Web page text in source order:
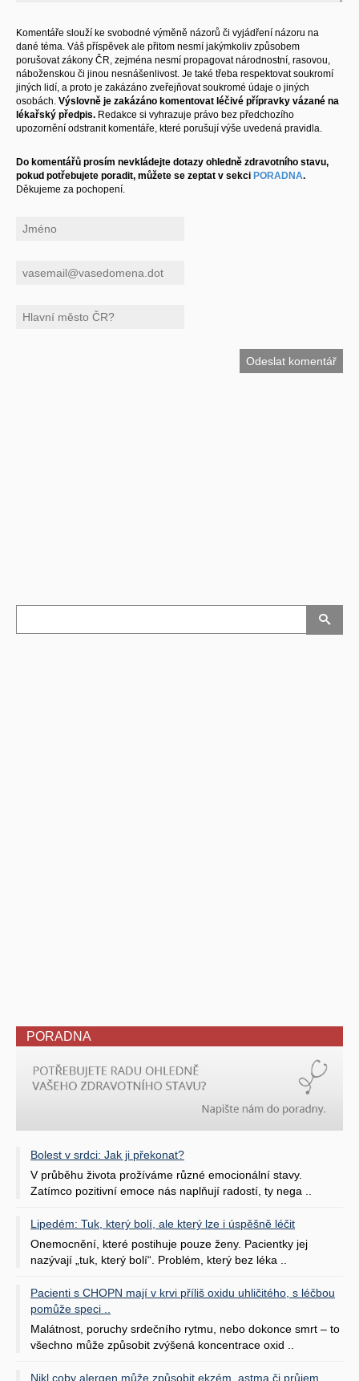
Komentáře slouží ke svobodné výměně názorů či vyjádření názoru na
dané téma. Váš příspěvek ale přitom nesmí jakýmkoliv způsobem
porušovat zákony ČR, zejména nesmí propagovat národnostní, rasovou,
náboženskou či jinou nesnášenlivost. Je také třeba respektovat soukromí
jiných lidí, a proto je zakázáno zveřejňovat soukromé údaje o jiných
osobách. Výslovně je zakázáno komentovat léčivé přípravky vázané na
lékařský předpis. Redakce si vyhrazuje právo bez předchozího
upozornění odstranit komentáře, které porušují výše uvedená pravidla.
Do komentářů prosím nevkládejte dotazy ohledně zdravotního stavu,
pokud potřebujete poradit, můžete se zeptat v sekci PORADNA.
Děkujeme za pochopení.
PORADNA
Bolest v srdci: Jak ji překonat?
V průběhu života prožíváme různé emocionální stavy.
Zatímco pozitivní emoce nás naplňují radostí, ty nega ..
Lipedém: Tuk, který bolí, ale který lze i úspěšně léčit
Onemocnění, které postihuje pouze ženy. Pacientky jej
nazývají „tuk, který bolí“. Problém, který bez léka ..
Pacienti s CHOPN mají v krvi příliš oxidu uhličitého, s léčbou
pomůže speci ..
Malátnost, poruchy srdečního rytmu, nebo dokonce smrt – to
všechno může způsobit zvýšená koncentrace oxid ..
Nikl coby alergen může způsobit ekzém, astma či průjem